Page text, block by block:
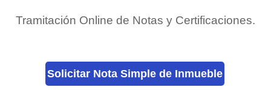
Tramitación Online de Notas y Certificaciones.
Solicitar Nota Simple de Inmueble